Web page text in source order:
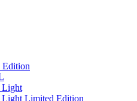
Edition
Light
Light Limited Edition